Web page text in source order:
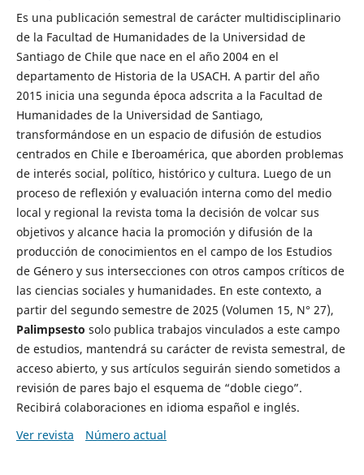
Es una publicación semestral de carácter multidisciplinario
de la Facultad de Humanidades de la Universidad de
Santiago de Chile que nace en el año 2004 en el
departamento de Historia de la USACH. A partir del año
2015 inicia una segunda época adscrita a la Facultad de
Humanidades de la Universidad de Santiago,
transformándose en un espacio de difusión de estudios
centrados en Chile e Iberoamérica, que aborden problemas
de interés social, político, histórico y cultura. Luego de un
proceso de reflexión y evaluación interna como del medio
local y regional la revista toma la decisión de volcar sus
objetivos y alcance hacia la promoción y difusión de la
producción de conocimientos en el campo de los Estudios
de Género y sus intersecciones con otros campos críticos de
las ciencias sociales y humanidades. En este contexto, a
partir del segundo semestre de 2025 (Volumen 15, N° 27),
Palimpsesto solo publica trabajos vinculados a este campo
de estudios, mantendrá su carácter de revista semestral, de
acceso abierto, y sus artículos seguirán siendo sometidos a
revisión de pares bajo el esquema de “doble ciego”.
Recibirá colaboraciones en idioma español e inglés.
Ver revista
Número actual